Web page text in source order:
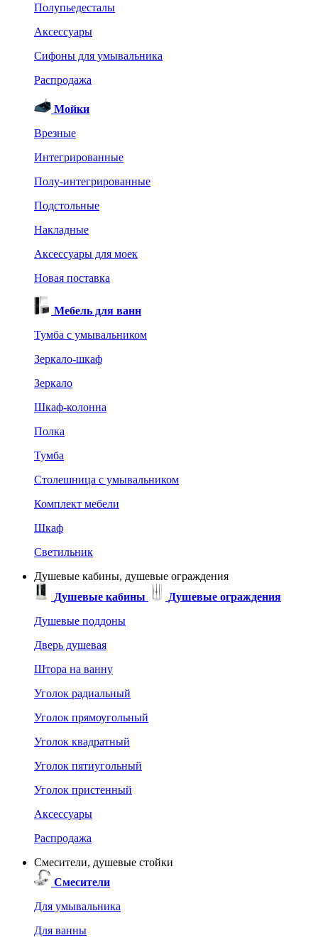
Полупьедесталы
Аксессуары
Сифоны для умывальника
Распродажа
Мойки
Врезные
Интегрированные
Полу-интегрированные
Подстольные
Накладные
Аксессуары для моек
Новая поставка
Мебель для ванн
Тумба с умывальником
Зеркало-шкаф
Зеркало
Шкаф-колонна
Полка
Тумба
Столешница с умывальником
Комплект мебели
Шкаф
Светильник
Душевые кабины, душевые ограждения
Душевые кабины
Душевые ограждения
Душевые поддоны
Дверь душевая
Штора на ванну
Уголок радиальный
Уголок прямоугольный
Уголок квадратный
Уголок пятиугольный
Уголок пристенный
Аксессуары
Распродажа
Смесители, душевые стойки
Смесители
Для умывальника
Для ванны